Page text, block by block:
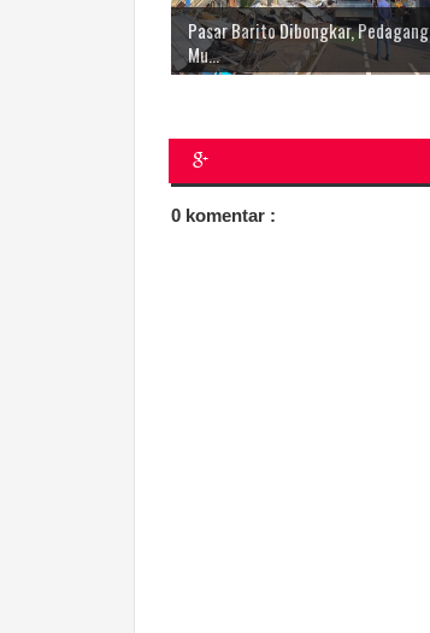
Pasar Barito Dibongkar, Pedagang
Mu...
0 komentar :